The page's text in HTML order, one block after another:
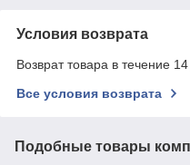
Условия возврата
Возврат товара в течение
Все условия возврата
Подобные товары